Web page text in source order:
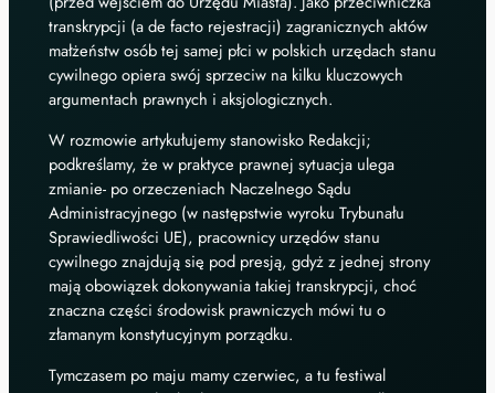
transkrypcji (a de facto rejestracji) zagranicznych aktów
małżeństw osób tej samej płci w polskich urzędach stanu
cywilnego opiera swój sprzeciw na kilku kluczowych
argumentach prawnych i aksjologicznych.
W rozmowie artykułujemy stanowisko Redakcji;
podkreślamy, że w praktyce prawnej sytuacja ulega
zmianie- po orzeczeniach Naczelnego Sądu
Administracyjnego (w następstwie wyroku Trybunału
Sprawiedliwości UE), pracownicy urzędów stanu
cywilnego znajdują się pod presją, gdyż z jednej strony
mają obowiązek dokonywania takiej transkrypcji, choć
znaczna części środowisk prawniczych mówi tu o
złamanym konstytucyjnym porządku.
Tymczasem po maju mamy czerwiec, a tu festiwal